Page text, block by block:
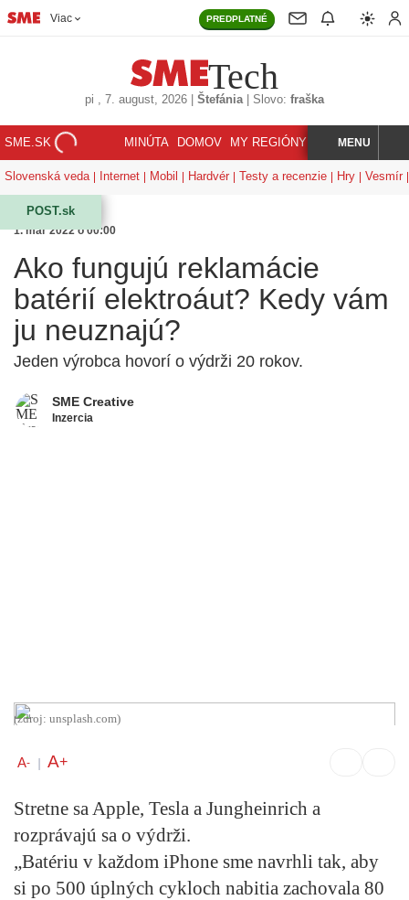
Viac PREDPLATNÉ
Tech
pi , 7. august, 2026 Štefánia| Slovo: fraška
SME.SK MINÚTA DOMOV MY REGIÓNY KORZÁR
HĽADAJMENU
Slovenská veda Internet Mobil Hardvér Testy a recenzie Hry Vesmír
POST.sk
1. mar 2022 o 00:00
Ako fungujú reklamácie
batérií elektroáut? Kedy vám
ju neuznajú?
Jeden výrobca hovorí o výdrži 20 rokov.
SME Creative
Inzercia
(zdroj: unsplash.com)
A- | A+
Stretne sa Apple, Tesla a Jungheinrich a
rozprávajú sa o výdrži.
„Batériu v každom iPhone sme navrhli tak, aby
si po 500 úplných cykloch nabitia zachovala 80